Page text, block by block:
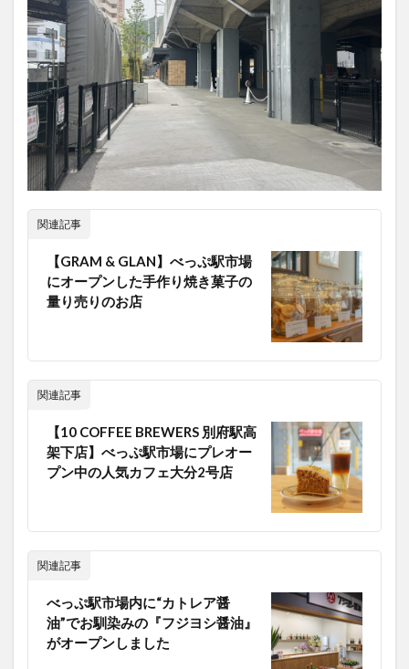
関連記事
【GRAM & GLAN】べっぷ駅市場
にオープンした手作り焼き菓子の
量り売りのお店
関連記事
【10 COFFEE BREWERS 別府駅高
架下店】べっぷ駅市場にプレオー
プン中の人気カフェ大分2号店
関連記事
べっぷ駅市場内に“カトレア醤
油”でお馴染みの『フジヨシ醤油』
がオープンしました